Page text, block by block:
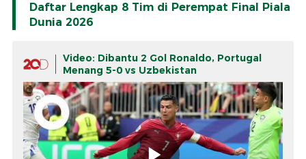
Daftar Lengkap 8 Tim di Perempat Final Piala
Dunia 2026
Video: Dibantu 2 Gol Ronaldo, Portugal
Menang 5-0 vs Uzbekistan